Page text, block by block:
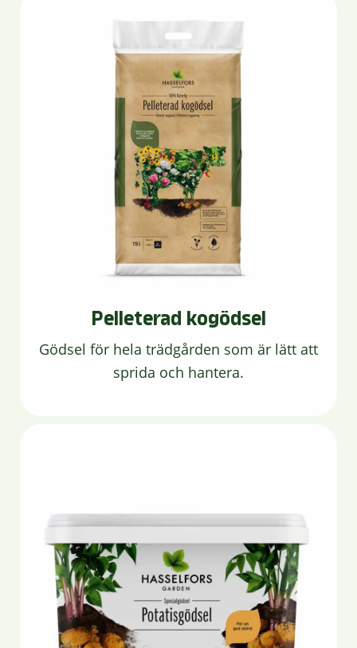
Pelleterad kogödsel
Gödsel för hela trädgården som är lätt att
sprida och hantera.